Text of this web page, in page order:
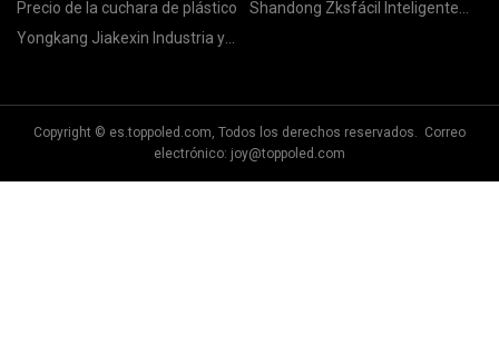
Precio de la cuchara de plástico
Shandong Zksfácil Inteligente
Yongkang Jiakexin Industria y
Copyright © es.toppoled.com, Todos los derechos reservados. Correo
electrónico: joy@toppoled.com